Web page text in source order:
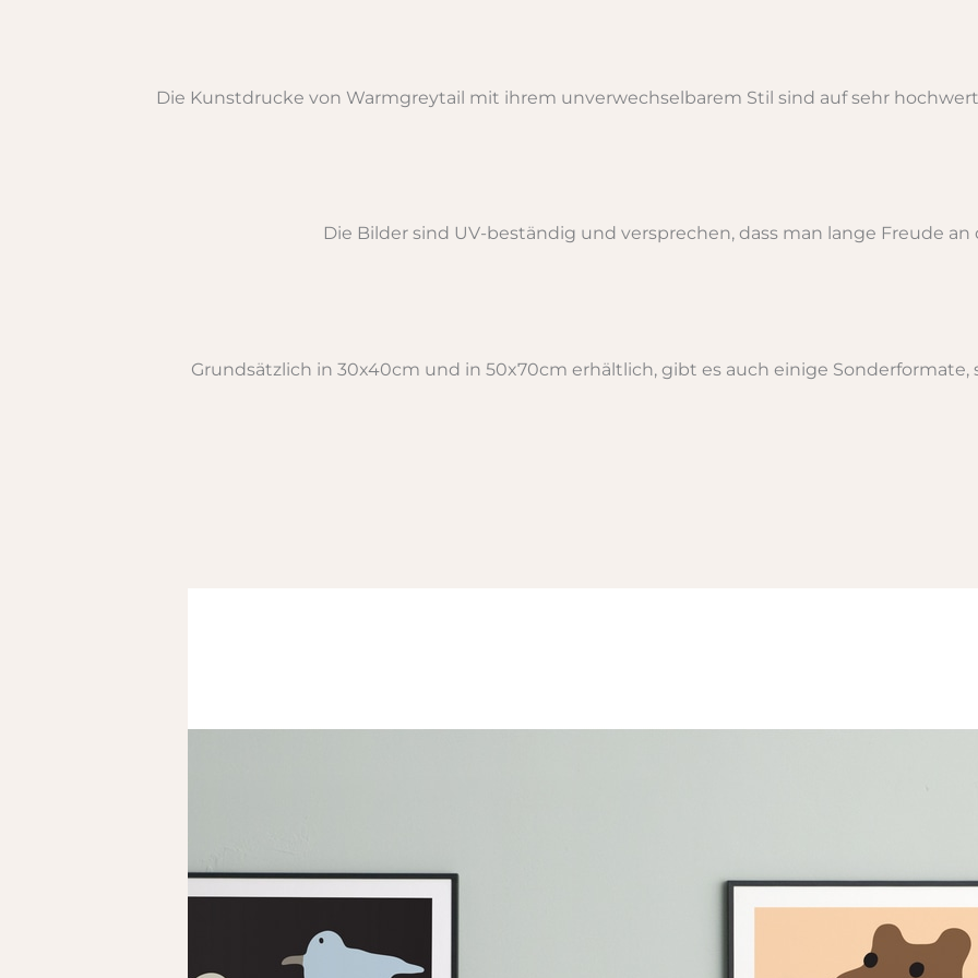
Die Kunstdrucke von Warmgreytail mit ihrem unverwechselbarem Stil sind auf sehr
Die Bilder sind UV-beständig und versprechen, dass man lange Freude an
Grundsätzlich in 30x40cm und in 50x70cm erhältlich, gibt es auch einige